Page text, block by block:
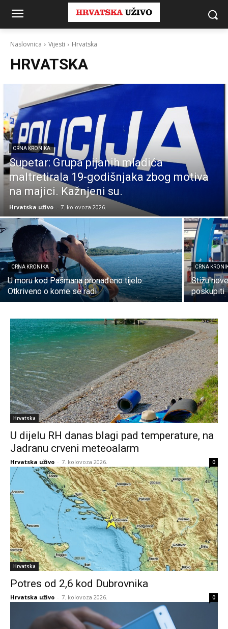
Naslovnica Vijesti Hrvatska
HRVATSKA
CRNA KRONIKA
Supetar: Grupa pijanih mladića
maltretirala 19-godišnjaka zbog motiva
na majici. Kažnjeni su.
Hrvatska uživo - 7. kolovoza 2026.
CRNA KRONIKA
U moru kod Pašmana pronađeno tijelo:
Otkriveno o kome se radi
CRNA
Stižu
poskupiti
Hrvatska
U dijelu RH danas blagi pad temperature, na
Jadranu crveni meteoalarm
Hrvatska uživo - 7. kolovoza 2026. 0
Hrvatska
Potres od 2,6 kod Dubrovnika
Hrvatska uživo - 7. kolovoza 2026. 0